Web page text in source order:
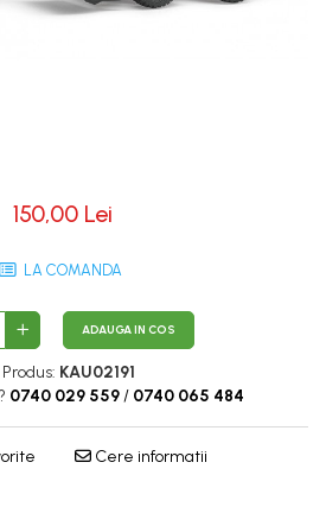
150,00 Lei
LA COMANDA
ADAUGA IN COS
KAU02191
0740 029 559/ 0740 065 484
Cere informatii